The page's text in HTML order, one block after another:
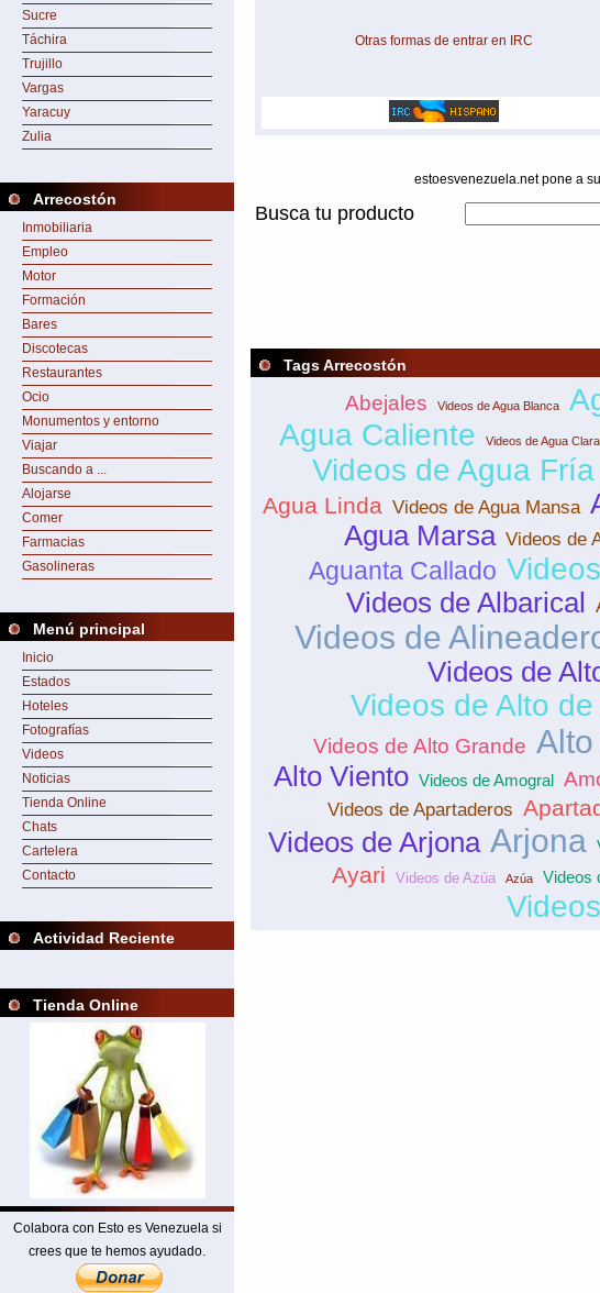
Sucre
Táchira
Trujillo
Vargas
Yaracuy
Zulia
Arrecostón
Inmobiliaria
Empleo
Motor
Formación
Bares
Discotecas
Restaurantes
Ocio
Monumentos y entorno
Viajar
Buscando a ...
Alojarse
Comer
Farmacias
Gasolineras
Menú principal
Inicio
Estados
Hoteles
Fotografías
Videos
Noticias
Tienda Online
Chats
Cartelera
Contacto
Actividad Reciente
Tienda Online
Colabora con Esto es Venezuela si
crees que te hemos ayudado.
Otras formas de entrar en IRC
estoesvenezuela.net pone a
Busca tu producto
Tags Arrecostón
Abejales Videos de Agua Blanca
Agua Caliente Videos de Agua Clara
Videos de Agua Fría
Agua Linda Videos de Agua Mansa
Agua Marsa Videos de
Aguanta Callado
Videos de Albarical
Videos de
Videos de
Videos de Alto
Videos de Alto Grande
Alto Viento Videos de Amogral
Videos de Apartaderos
Videos de Arjona Arjona
Ayari Videos de Azúa Azúa Videos